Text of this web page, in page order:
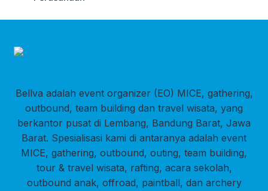
Bellva adalah event organizer (EO) MICE, gathering,
outbound, team building dan travel wisata, yang
berkantor pusat di Lembang, Bandung Barat, Jawa
Barat. Spesialisasi kami di antaranya adalah event
MICE, gathering, outbound, outing, team building,
tour & travel wisata, rafting, acara sekolah,
outbound anak, offroad, paintball, dan archery